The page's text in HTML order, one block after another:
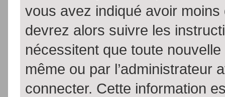
vous avez indiqué avoir
devrez alors suivre les
nécessitent que toute
même ou par l’administrateur
connecter. Cette information